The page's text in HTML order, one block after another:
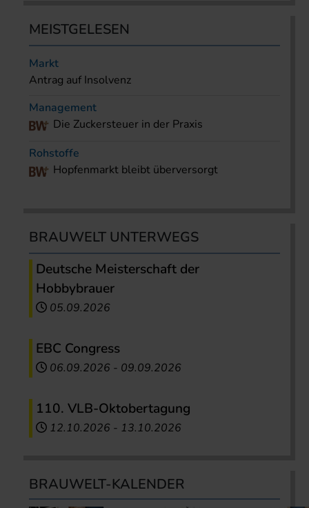
MEISTGELESEN
Markt
Antrag auf Insolvenz
Management
Die Zuckersteuer in der Praxis
Rohstoffe
Hopfenmarkt bleibt überversorgt
BRAUWELT UNTERWEGS
Deutsche Meisterschaft der
Hobbybrauer
05.09.2026
EBC Congress
06.09.2026 - 09.09.2026
110. VLB-Oktobertagung
12.10.2026 - 13.10.2026
BRAUWELT-KALENDER